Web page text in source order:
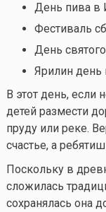
День пива в
Фестиваль
День
Ярилин день
В этот день, если
детей размести
пруду или реке.
счастье, а
Поскольку в
сложилась
сохранялась она